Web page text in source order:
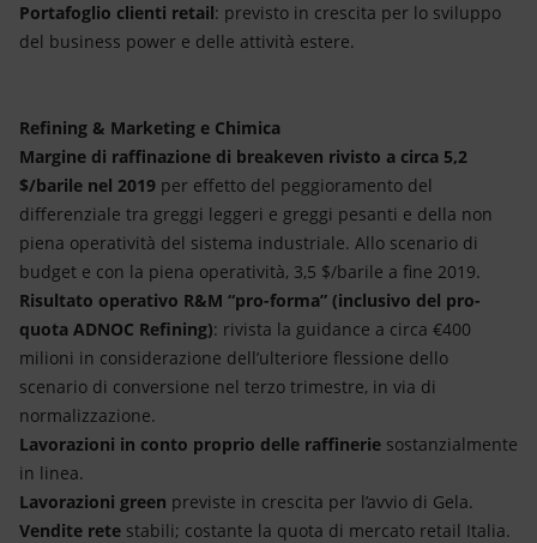
Portafoglio clienti retail: previsto in crescita per lo sviluppo
del business power e delle attività estere.
Refining & Marketing e Chimica
Margine di raffinazione di breakeven rivisto a circa 5,2
$/barile nel 2019 per effetto del peggioramento del
differenziale tra greggi leggeri e greggi pesanti e della non
piena operatività del sistema industriale. Allo scenario di
budget e con la piena operatività, 3,5 $/barile a fine 2019.
Risultato operativo R&M “pro-forma” (inclusivo del pro-
quota ADNOC Refining): rivista la guidance a circa €400
milioni in considerazione dell’ulteriore flessione dello
scenario di conversione nel terzo trimestre, in via di
normalizzazione.
Lavorazioni in conto proprio delle raffinerie sostanzialmente
in linea.
Lavorazioni green previste in crescita per l’avvio di Gela.
Vendite rete stabili; costante la quota di mercato retail Italia.